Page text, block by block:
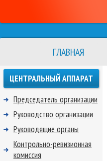
ГЛАВНАЯ
ЦЕНТРАЛЬНЫЙ АППАРАТ
Председатель организации
Руководство организации
Руководящие органы
Контрольно-ревизионная
комиссия